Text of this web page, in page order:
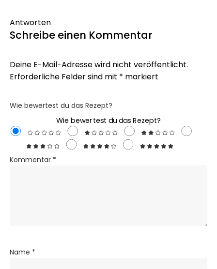
Antworten
Schreibe einen Kommentar
Deine E-Mail-Adresse wird nicht veröffentlicht.
Erforderliche Felder sind mit * markiert
Wie bewertest du das Rezept?
Wie bewertest du das Rezept?
Kommentar *
Name *